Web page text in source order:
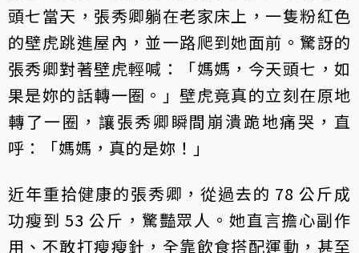
頭七當天，張秀卿躺在老家床上，一隻粉紅色
的壁虎跳進屋內，並一路爬到她面前。驚訝的
張秀卿對著壁虎輕喊：「媽媽，今天頭七，如
果是妳的話轉一圈。」壁虎竟真的立刻在原地
轉了一圈，讓張秀卿瞬間崩潰跪地痛哭，直
呼：「媽媽，真的是妳！」
近年重拾健康的張秀卿，從過去的 78 公斤成
功瘦到 53 公斤，驚豔眾人。她直言擔心副作
用、不敢打瘦瘦針，全靠飲食搭配運動，甚至